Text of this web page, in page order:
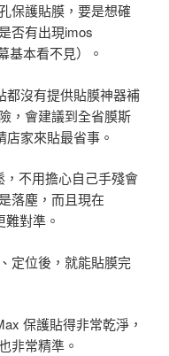
保護貼膜，要是想確
否有出現imos
基本看不見）。
都沒有提供貼膜神器補
，會建議到全省膜斯
家來貼最省事。
不用擔心自己手殘會
落塵，而且現在
對準。
定位後，就能貼膜完
保護貼得非常乾淨，
非常精準。